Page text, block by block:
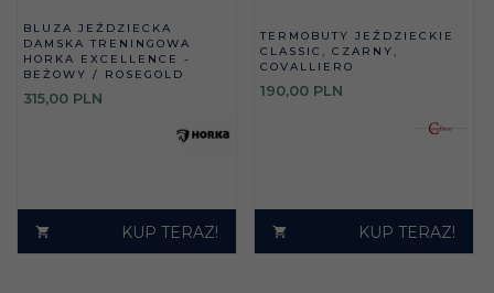
BLUZA JEŹDZIECKA
DAMSKA TRENINGOWA
HORKA EXCELLENCE -
BEŻOWY / ROSEGOLD
315,00 PLN
KUP TERAZ!
TERMOBUTY JEŹDZIECKIE
CLASSIC, CZARNY,
COVALLIERO
190,00 PLN
KUP TERAZ!